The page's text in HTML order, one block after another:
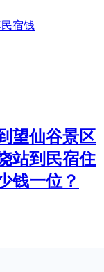
民宿钱
望仙谷景区
站到民宿住
钱一位？